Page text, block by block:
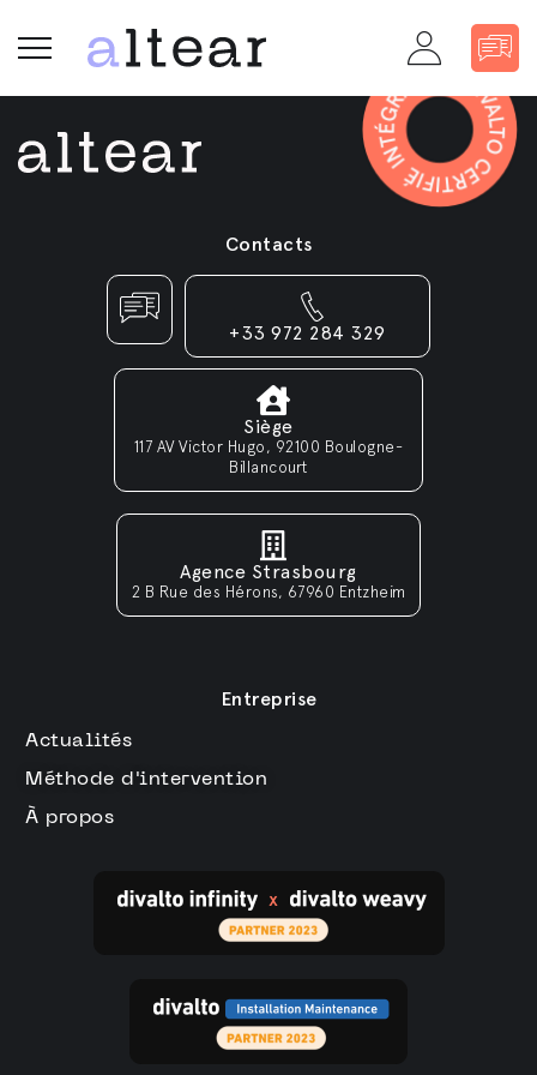
Contacts
+33 972 284 329
Siège
117 AV Victor Hugo, 92100 Boulogne-
Billancourt
Agence Strasbourg
2 B Rue des Hérons, 67960 Entzheim
Entreprise
Actualités
Méthode d'intervention
À propos